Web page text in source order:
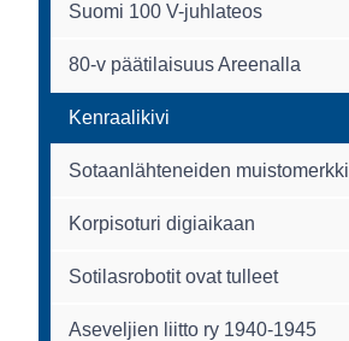
Suomi 100 V-juhlateos
80-v päätilaisuus Areenalla
Kenraalikivi
Sotaanlähteneiden muistomerkki
Korpisoturi digiaikaan
Sotilasrobotit ovat tulleet
Aseveljien liitto ry 1940-1945